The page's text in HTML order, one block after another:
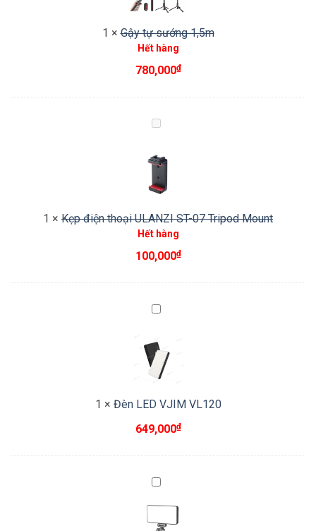
1)
1 ×Gậy tự sướng 1,5m
Hết hàng
780,000₫
Kẹp
thoại
ULANZI
ST-
Tripod
Mount
1 × Kẹp điện thoại ULANZI ST-07 Tripod Mount
Hết hàng
100,000₫
Đèn
VJIM
VL120
1 × Đèn LED VJIM VL120
649,000₫
Đèn